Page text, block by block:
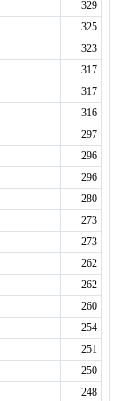
329
325
323
317
317
316
297
296
296
280
273
273
262
262
260
254
251
250
248